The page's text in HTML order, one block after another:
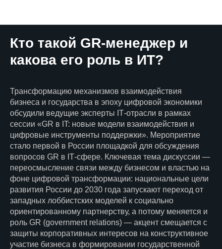
Кто такой GR-менеджер и
какова его роль в ИТ?
Трансформацию механизмов взаимодействия
бизнеса и государства в эпоху цифровой экономики
обсудили ведущие эксперты IT‑отрасли в рамках
сессии «GR в IT: новые модели взаимодействия и
цифровые инструменты поддержки». Мероприятие
стало первой в России площадкой для обсуждения
вопросов GR в IT‑сфере. Ключевая тема дискуссии —
переосмысление связи между бизнесом и властью на
фоне цифровой трансформации: национальные цели
развития России до 2030 года запускают переход от
западных лоббистских моделей к социально
ориентированному партнерству, а потому меняется и
роль GR (government relations) — акцент смещается с
защиты корпоративных интересов на конструктивное
участие бизнеса в формировании государственной